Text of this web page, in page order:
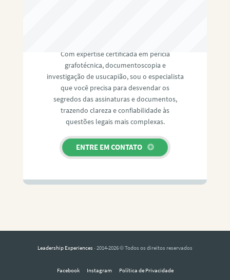
Com expertise certificada em perícia
grafotécnica, documentoscopia e
investigação de usucapião, sou o especialista
que você precisa para desvendar os
segredos das assinaturas e documentos,
trazendo clareza e confiabilidade às
questões legais mais complexas.
ENTRE EM CONTATO
Leadership Experiences · 2014-2026 © Todos os direitos reservados
Facebook Instagram Política de Privacidade